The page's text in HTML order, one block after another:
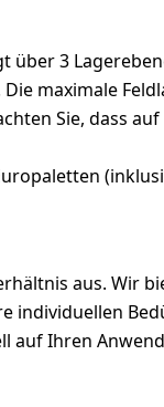
über 3
maximale
Sie, dass
aus. Wir
individuellen
auf Ihren